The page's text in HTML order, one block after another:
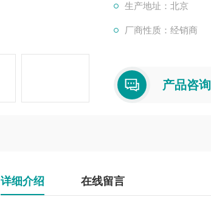
生产地址：北京
厂商性质：经销商
产品咨询
详细介绍 在线留言